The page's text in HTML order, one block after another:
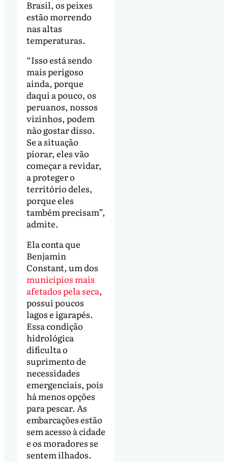
Brasil, os peixes
estão morrendo
nas altas
temperaturas.
“Isso está sendo
mais perigoso
ainda, porque
daqui a pouco, os
peruanos, nossos
vizinhos, podem
não gostar disso.
Se a situação
piorar, eles vão
começar a revidar,
a proteger o
território deles,
porque eles
também precisam”,
admite.
Ela conta que
Benjamin
Constant, um dos
municípios mais
afetados pela seca,
possui poucos
lagos e igarapés.
Essa condição
hidrológica
dificulta o
suprimento de
necessidades
emergenciais, pois
há menos opções
para pescar. As
embarcações estão
sem acesso à cidade
e os moradores se
sentem ilhados.